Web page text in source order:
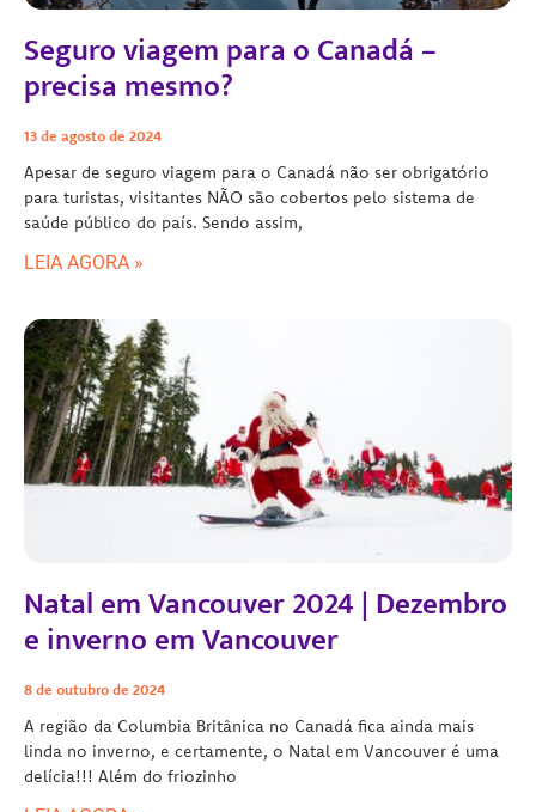
Seguro viagem para o Canadá –
precisa mesmo?
13 de agosto de 2024
Apesar de seguro viagem para o Canadá não ser obrigatório
para turistas, visitantes NÃO são cobertos pelo sistema de
saúde público do país. Sendo assim,
LEIA AGORA »
Natal em Vancouver 2024 | Dezembro
e inverno em Vancouver
8 de outubro de 2024
A região da Columbia Britânica no Canadá fica ainda mais
linda no inverno, e certamente, o Natal em Vancouver é uma
delícia!!! Além do friozinho